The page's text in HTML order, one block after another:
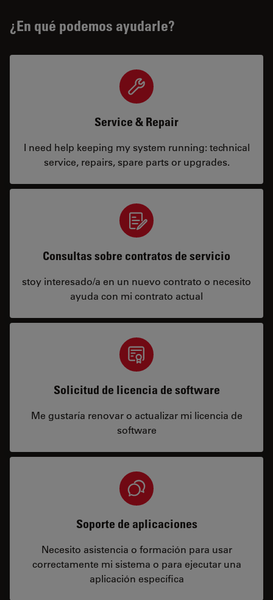
¿En qué podemos ayudarle?
Service & Repair
I need help keeping my system running: technical
service, repairs, spare parts or upgrades.
Consultas sobre contratos de servicio
stoy interesado/a en un nuevo contrato o necesito
ayuda con mi contrato actual
Solicitud de licencia de software
Me gustaría renovar o actualizar mi licencia de
software
Soporte de aplicaciones
Necesito asistencia o formación para usar
correctamente mi sistema o para ejecutar una
aplicación específica